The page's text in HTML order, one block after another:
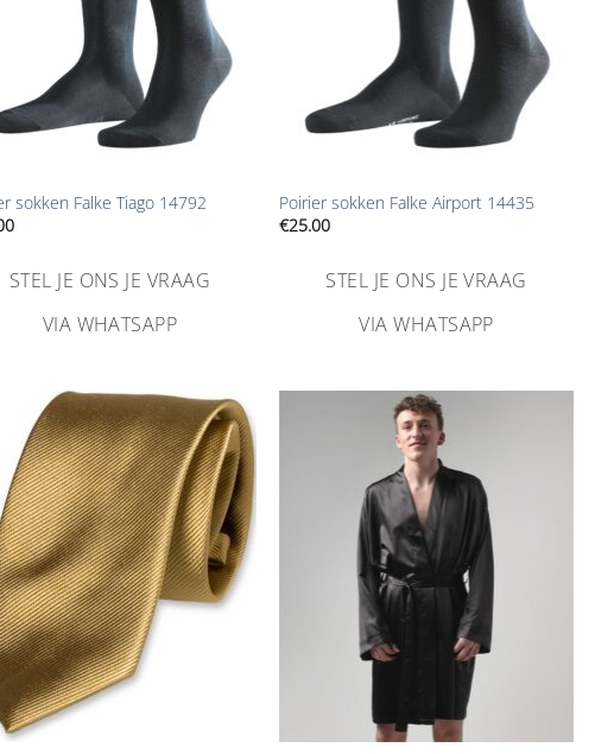
sokken Falke Tiago 14792
STEL JE ONS JE VRAAG
VIA WHATSAPP
Poirier sokken Falke Airport 14435
€25.00
STEL JE ONS JE VRAAG
VIA WHATSAPP
Aan
verlanglijst
toevoegen